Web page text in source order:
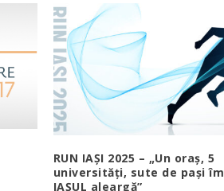
RUN IAȘI 2025 – „Un oraș, 5
universități, sute de pași
IAȘUL aleargă”